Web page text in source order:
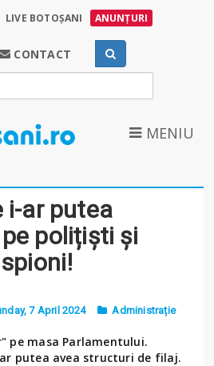
LIVE BOTOȘANI ANUNȚURI
CONTACT
MENIU
i-ar putea
polițiști și
7 April 2024 Administrație
pe masa Parlamentului.
putea avea structuri de filaj.